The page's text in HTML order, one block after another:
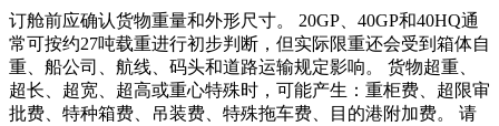
订舱前应确认货物重量和外形尺寸。 20GP、40GP和40HQ通
常可按约27吨载重进行初步判断，但实际限重还会受到箱体自
重、船公司、航线、码头和道路运输规定影响。 货物超重、
超长、超宽、超高或重心特殊时，可能产生：重柜费、超限审
批费、特种箱费、吊装费、特殊拖车费、目的港附加费。 请